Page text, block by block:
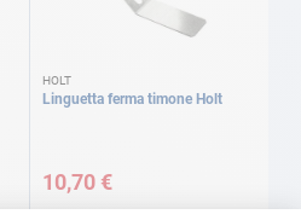
HOLT
Linguetta ferma timone Holt
10,70 €